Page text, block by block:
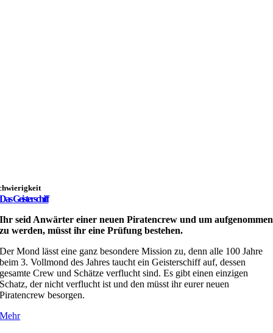
Das Geisterschiff
Ihr seid Anwärter einer neuen Piratencrew und um aufgenommen
zu werden, müsst ihr eine Prüfung bestehen.
Der Mond lässt eine ganz besondere Mission zu, denn alle 100 Jahre
beim 3. Vollmond des Jahres taucht ein Geisterschiff auf, dessen
gesamte Crew und Schätze verflucht sind. Es gibt einen einzigen
Schatz, der nicht verflucht ist und den müsst ihr eurer neuen
Piratencrew besorgen.
Mehr